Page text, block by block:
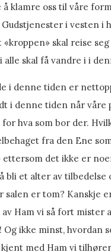
å klamre oss til våre
Gudstjenester i vesten
skal reise
skal få vandre i i
i denne tiden er
i denne tiden når
hva som bor der.
fra den Ene
det ikke er
bli et alter av
salen er tom? Kanskje
Ham vi så fort mister
Og ikke minst,
med Ham vi